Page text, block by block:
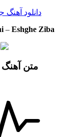
دانلود آهنگ
– Eshghe Ziba
متن